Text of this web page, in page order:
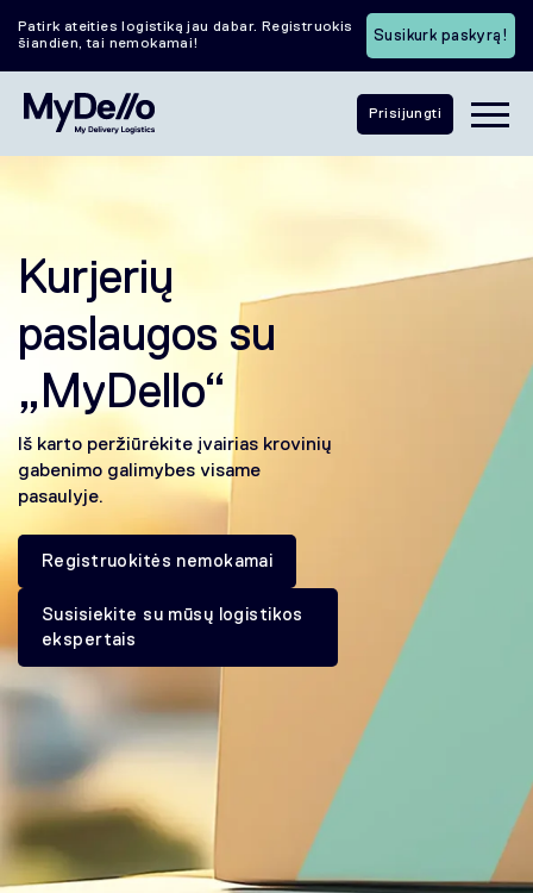
Patirk ateities logistiką jau dabar. Registruokis
šiandien, tai nemokamai!
Susikurk paskyrą!
Prisijungti
Kurjerių
paslaugos su
„MyDello“
Iš karto peržiūrėkite įvairias krovinių
gabenimo galimybes visame
pasaulyje.
Registruokitės nemokamai
Susisiekite su mūsų logistikos
ekspertais